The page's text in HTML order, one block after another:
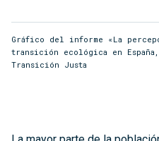
Gráfico del informe «La
transición ecológica en España,
Transición Justa